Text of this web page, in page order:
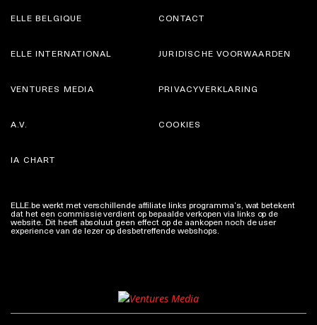
ELLE BELGIQUE CONTACT
ELLE INTERNATIONAL
VENTURES MEDIA
JURIDISCHE VOORWAARDEN
PRIVACYVERKLARING
A.V.
IA CHART
COOKIES
ELLE.be werkt met verschillende affiliate links programma’s, wat betekent
dat het een commissie verdient op bepaalde verkopen via links op de
website. Dit heeft absoluut geen effect op de aankopen noch de user
experience van de lezer op desbetreffende webshops.